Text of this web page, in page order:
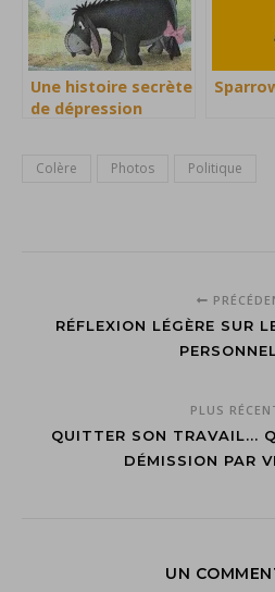
Une histoire secrète
de dépression
Colère Photos Politique
RÉFLEXION LÉGÈRE SUR
PLUS
QUITTER SON TRAVAIL...
DÉMISSION PAR
UN